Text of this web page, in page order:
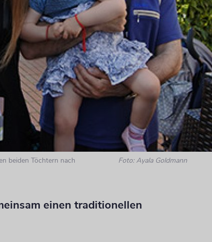
beiden Töchtern nach
Foto: Ayala Goldmann
einen traditionellen